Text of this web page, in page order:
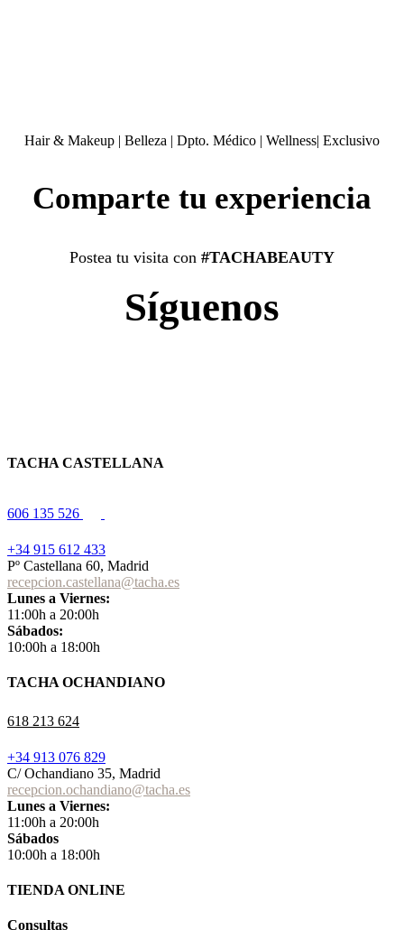
Hair & Makeup | Belleza | Dpto. Médico | Wellness| Exclusivo
Comparte tu experiencia
Postea tu visita con #TACHABEAUTY
Síguenos
TACHA CASTELLANA
606 135 526
+34 915 612 433
Pº Castellana 60, Madrid
recepcion.castellana@tacha.es
Lunes a Viernes:
11:00h a 20:00h
Sábados:
10:00h a 18:00h
TACHA OCHANDIANO
618 213 624
+34 913 076 829
C/ Ochandiano 35, Madrid
recepcion.ochandiano@tacha.es
Lunes a Viernes:
11:00h a 20:00h
Sábados
10:00h a 18:00h
TIENDA ONLINE
Consultas